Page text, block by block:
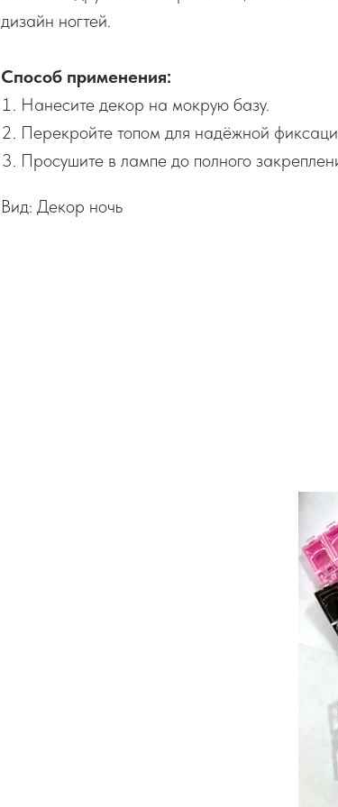
дизайн ногтей.
Способ применения:
Нанесите декор на мокрую базу.
Перекройте топом для надёжной
Просушите в лампе до полного
Вид: Декор ночь